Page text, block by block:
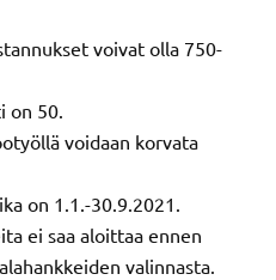
voivat olla 750-
on 50.
voidaan korvata
on 1.1.-30.9.2021.
ei saa aloittaa ennen
valinnasta.